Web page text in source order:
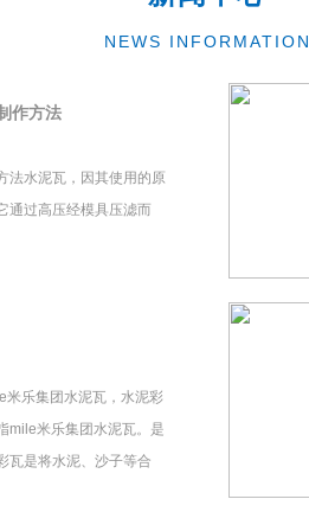
NEWS INFORMATION
作方法
法水泥瓦，因其使用的原
通过高压经模具压滤而
乐集团水泥瓦，水泥彩
mile米乐集团水泥瓦。是
瓦是将水泥、沙子等合